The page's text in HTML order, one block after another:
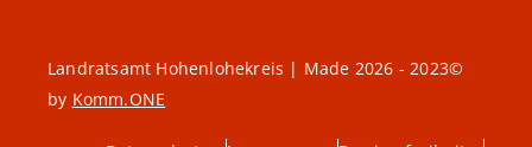
©2023 - 2026 Landratsamt Hohenlohekreis | Made
by Komm.ONE